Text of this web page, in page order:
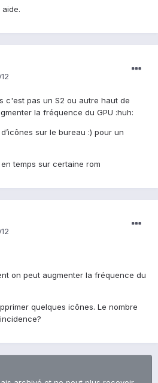
c'est pas un S2 ou autre haut de
la fréquence du GPU :huh:
sur le bureau :) pour un
temps sur certaine rom
on peut augmenter la fréquence du
quelques icônes. Le nombre